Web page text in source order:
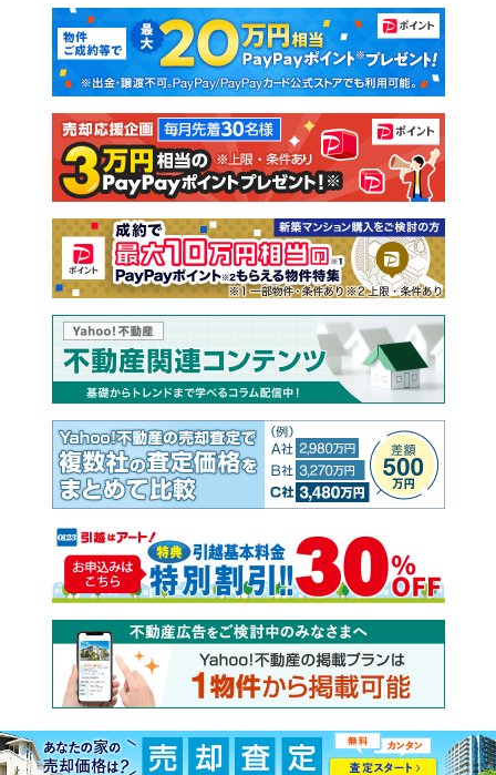
新築マンション 中古マンション
新築一戸建て 中古一戸建て
注文住宅 土地
売却査定
マンションカタログ 教えて！住まいの先生